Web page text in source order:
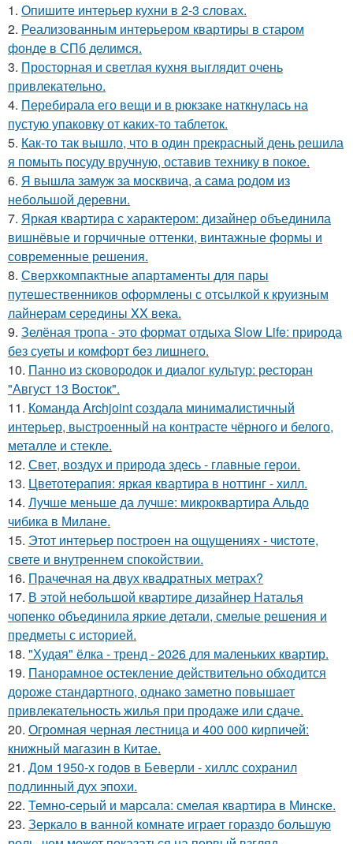
1. Опишите интерьер кухни в 2-3 словах.
2. Реализованным интерьером квартиры в старом
фонде в СПб делимся.
3. Просторная и светлая кухня выглядит очень
привлекательно.
4. Перебирала его вещи и в рюкзаке наткнулась на
пустую упаковку от каких-то таблеток.
5. Как-то так вышло, что в один прекрасный день решила
я помыть посуду вручную, оставив технику в покое.
6. Я вышла замуж за москвича, а сама родом из
небольшой деревни.
7. Яркая квартира с характером: дизайнер объединила
вишнёвые и горчичные оттенки, винтажные формы и
современные решения.
8. Сверхкомпактные апартаменты для пары
путешественников оформлены с отсылкой к круизным
лайнерам середины XX века.
9. Зелёная тропа - это формат отдыха Slow Life: природа
без суеты и комфорт без лишнего.
10. Панно из сковородок и диалог культур: ресторан
"Август 13 Восток".
11. Команда Archjoint создала минималистичный
интерьер, выстроенный на контрасте чёрного и белого,
металле и стекле.
12. Свет, воздух и природа здесь - главные герои.
13. Цветотерапия: яркая квартира в ноттинг - хилл.
14. Лучше меньше да лучше: микроквартира Альдо
чибика в Милане.
15. Этот интерьер построен на ощущениях - чистоте,
свете и внутреннем спокойствии.
16. Прачечная на двух квадратных метрах?
17. В этой небольшой квартире дизайнер Наталья
чопенко объединила яркие детали, смелые решения и
предметы с историей.
18. "Худая" ёлка - тренд - 2026 для маленьких квартир.
19. Панорамное остекление действительно обходится
дороже стандартного, однако заметно повышает
привлекательность жилья при продаже или сдаче.
20. Огромная черная лестница и 400 000 кирпичей:
книжный магазин в Китае.
21. Дом 1950-х годов в Беверли - хиллс сохранил
подлинный дух эпохи.
22. Темно-серый и марсала: смелая квартира в Минске.
23. Зеркало в ванной комнате играет гораздо большую